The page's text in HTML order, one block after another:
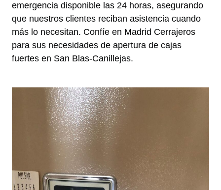
emergencia disponible las 24 horas, asegurando
que nuestros clientes reciban asistencia cuando
más lo necesitan. Confíe en Madrid Cerrajeros
para sus necesidades de apertura de cajas
fuertes en San Blas-Canillejas.